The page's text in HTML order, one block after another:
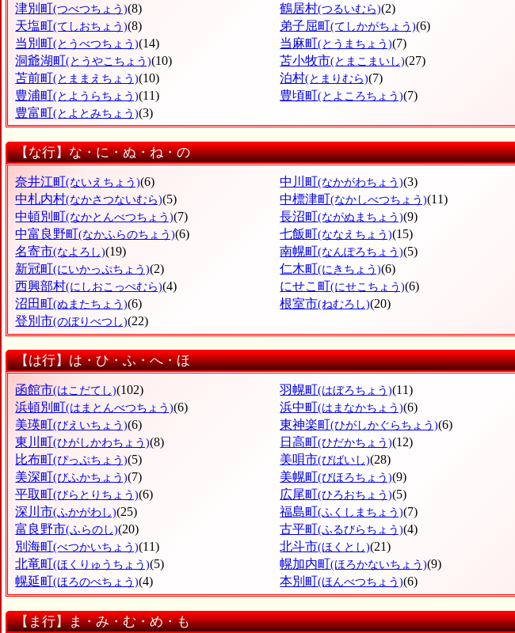
津別町(つべつちょう)(8) 鶴居村(つるいむら)(2)
天塩町(てしおちょう)(8) 弟子屈町(てしかがちょう)(6)
当別町(とうべつちょう)(14) 当麻町(とうまちょう)(7)
洞爺湖町(とうやこちょう)(10) 苫小牧市(とまこまいし)(27)
苫前町(とままえちょう)(10) 泊村(とまりむら)(7)
豊浦町(とようらちょう)(11) 豊頃町(とよころちょう)(7)
豊富町(とよとみちょう)(3)
【な行】な・に・ぬ・ね・の
奈井江町(ないえちょう)(6) 中川町(なかがわちょう)(3)
中札内村(なかさつないむら)(5) 中標津町(なかしべつちょう)(11)
中頓別町(なかとんべつちょう)(7) 長沼町(ながぬまちょう)(9)
中富良野町(なかふらのちょう)(6) 七飯町(ななえちょう)(15)
名寄市(なよろし)(19) 南幌町(なんぽろちょう)(5)
新冠町(にいかっぷちょう)(2) 仁木町(にきちょう)(6)
西興部村(にしおこっぺむら)(4) にせこ町(にせこちょう)(6)
沼田町(ぬまたちょう)(6) 根室市(ねむろし)(20)
登別市(のぼりべつし)(22)
【は行】は・ひ・ふ・へ・ほ
函館市(はこだてし)(102) 羽幌町(はぼろちょう)(11)
浜頓別町(はまとんべつちょう)(6) 浜中町(はまなかちょう)(6)
美瑛町(びえいちょう)(6) 東神楽町(ひがしかぐらちょう)(6)
東川町(ひがしかわちょう)(8) 日高町(ひだかちょう)(12)
比布町(ぴっぷちょう)(5) 美唄市(びばいし)(28)
美深町(びふかちょう)(7) 美幌町(びほろちょう)(9)
平取町(びらとりちょう)(6) 広尾町(ひろおちょう)(5)
深川市(ふかがわし)(25) 福島町(ふくしまちょう)(7)
富良野市(ふらのし)(20) 古平町(ふるびらちょう)(4)
別海町(べつかいちょう)(11) 北斗市(ほくとし)(21)
北竜町(ほくりゅうちょう)(5) 幌加内町(ほろかないちょう)(9)
幌延町(ほろのべちょう)(4) 本別町(ほんべつちょう)(6)
【ま行】ま・み・む・め・も